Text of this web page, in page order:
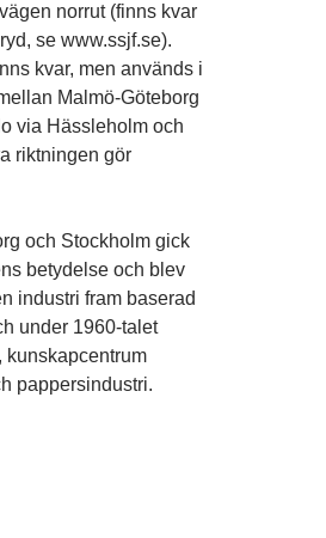
norrut (finns kvar
se www.ssjf.se).
kvar, men används i
Malmö-Göteborg
via Hässleholm och
riktningen gör
och Stockholm gick
betydelse och blev
industri fram baserad
under 1960-talet
kunskapcentrum
pappersindustri.